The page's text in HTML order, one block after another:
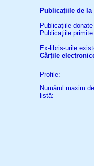
Publicaţiile de la
Publicaţiile
Publicaţiile
Ex-libris-urile
Cărţile
Profile:
Numărul maxim
listă: